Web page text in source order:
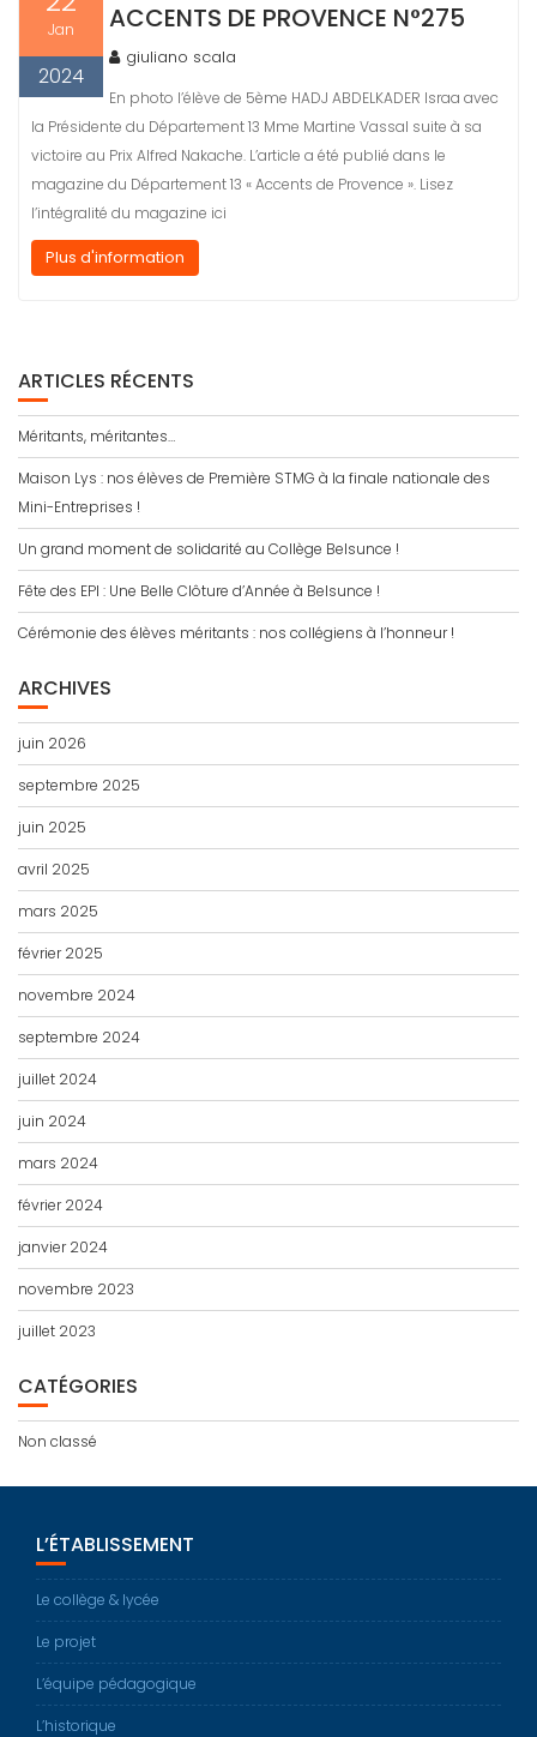
Jan
2024
ACCENTS DE PROVENCE N°275
giuliano scala
En photo l’élève de 5ème HADJ ABDELKADER Israa avec
la Présidente du Département 13 Mme Martine Vassal suite à sa
victoire au Prix Alfred Nakache. L’article a été publié dans le
magazine du Département 13 « Accents de Provence ». Lisez
l’intégralité du magazine ici
Plus d'information
ARTICLES RÉCENTS
Méritants, méritantes…
Maison Lys : nos élèves de Première STMG à la finale nationale des
Mini-Entreprises !
Un grand moment de solidarité au Collège Belsunce !
Fête des EPI : Une Belle Clôture d’Année à Belsunce !
Cérémonie des élèves méritants : nos collégiens à l’honneur !
ARCHIVES
juin 2026
septembre 2025
juin 2025
avril 2025
mars 2025
février 2025
novembre 2024
septembre 2024
juillet 2024
juin 2024
mars 2024
février 2024
janvier 2024
novembre 2023
juillet 2023
CATÉGORIES
Non classé
L’ÉTABLISSEMENT
Le collège & lycée
Le projet
L’équipe pédagogique
L’historique